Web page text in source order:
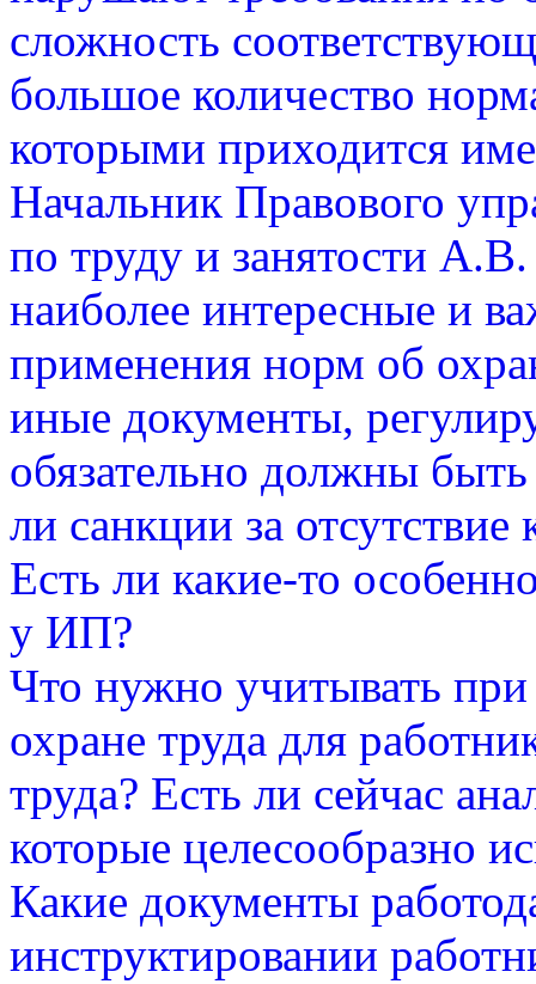
сложность
большое количество
которыми приходится
Начальник Правового
по труду и занятости
наиболее интересные и
применения норм об
иные документы,
обязательно должны
ли санкции за
Есть ли какие-то
у ИП?
Что нужно учитывать при
охране труда для
труда? Есть ли сейчас
которые целесообразно
Какие документы
инструктировании